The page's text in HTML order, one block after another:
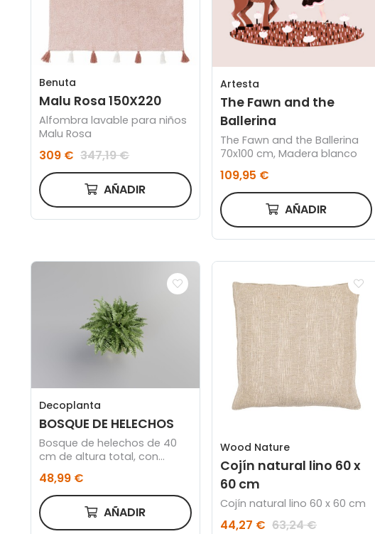
Benuta
Malu Rosa 150X220
Alfombra lavable para niños
Malu Rosa
309 € 347,19 €
AÑADIR
Artesta
The Fawn and the
Ballerina
The Fawn and the Ballerina
70x100 cm, Madera blanco
109,95 €
AÑADIR
Decoplanta
BOSQUE DE HELECHOS
Bosque de helechos de 40
cm de altura total, con
cm.
48,99 €
AÑADIR
Wood Nature
Cojín natural lino 60 x
60 cm
Cojín natural lino 60 x 60 cm
44,27 € 63,24 €